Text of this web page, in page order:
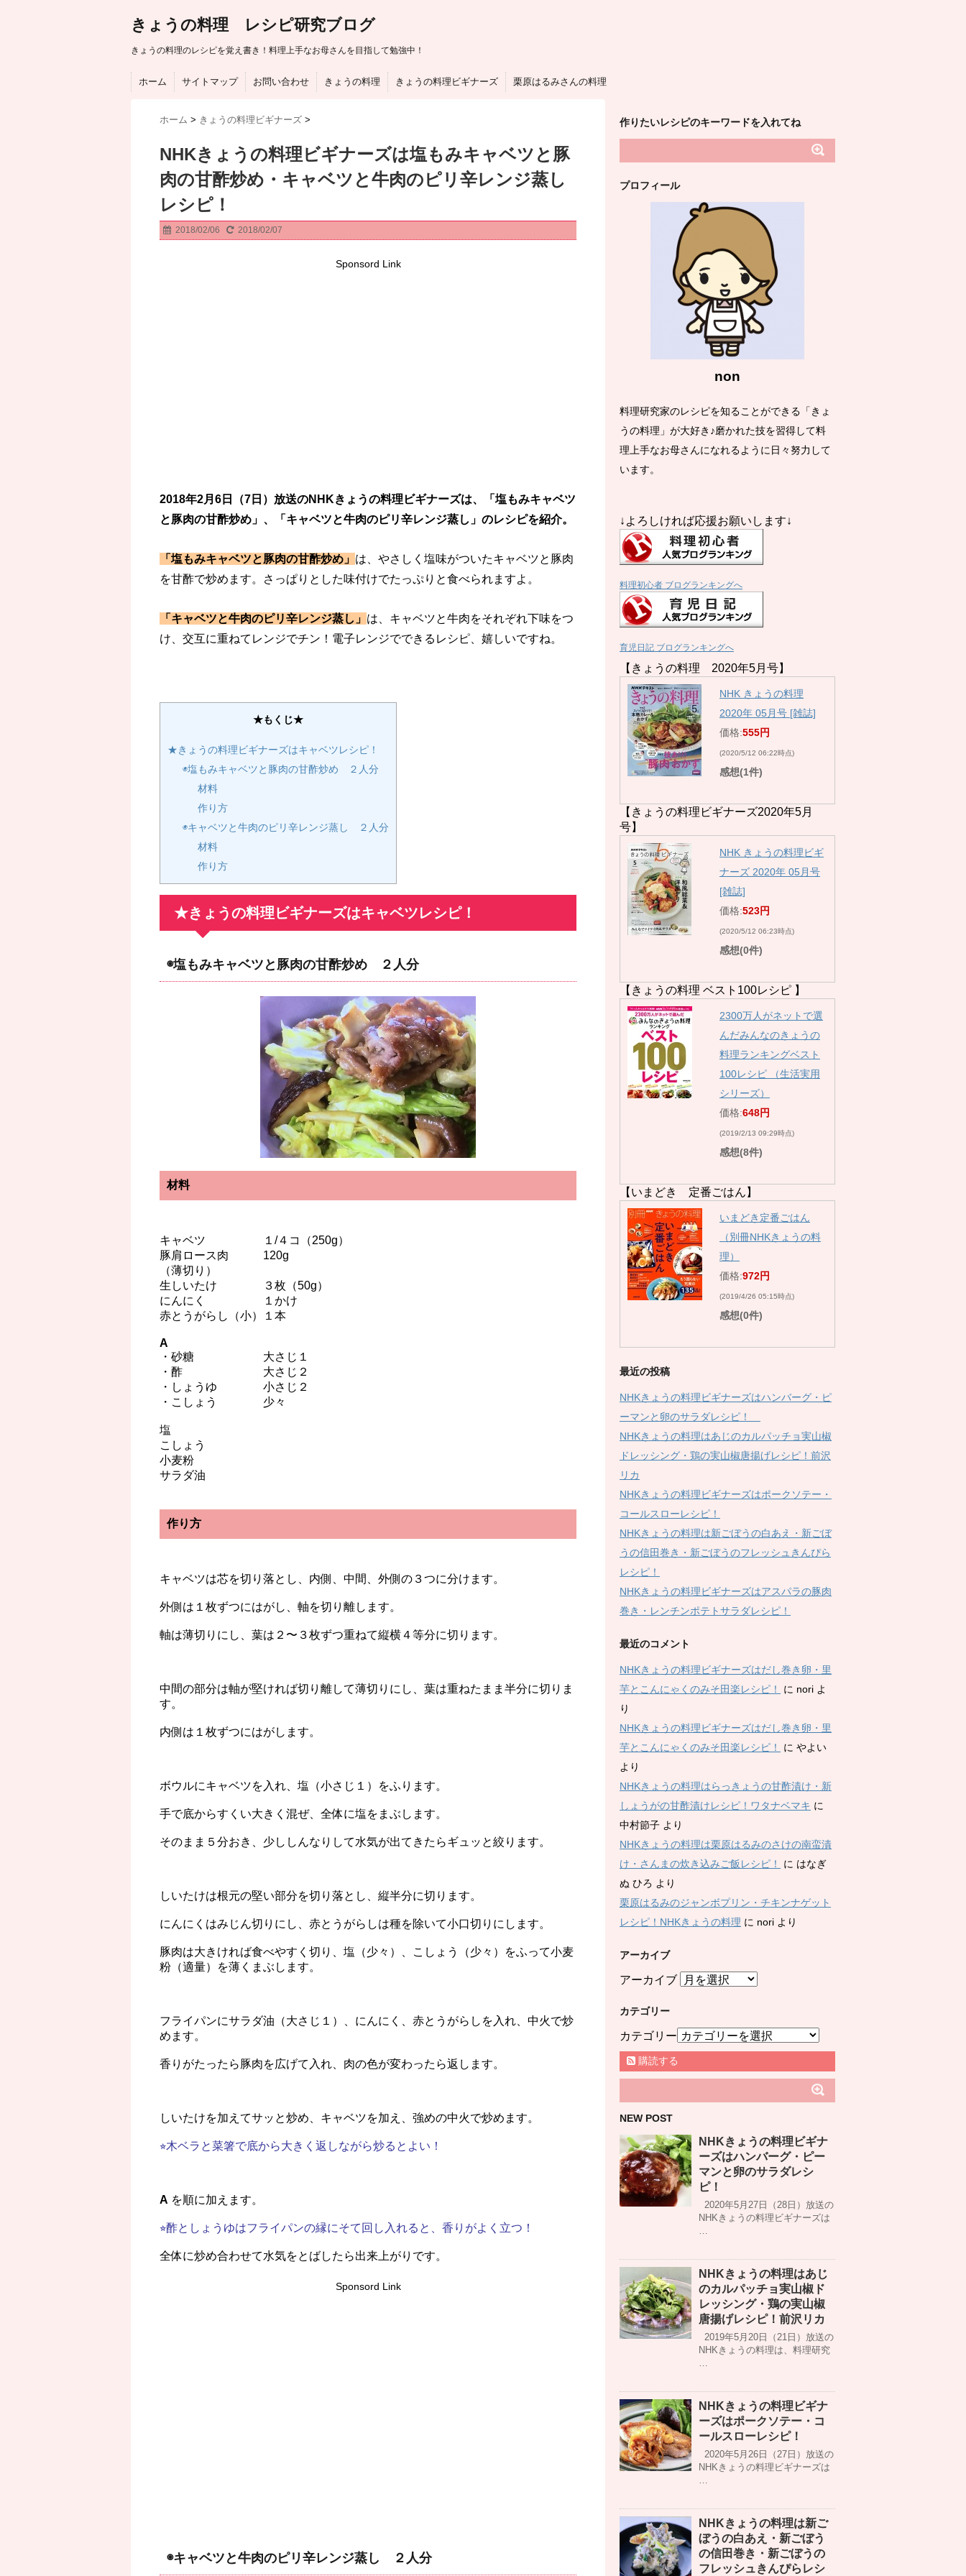
きょうの料理 レシピ研究ブログ
きょうの料理のレシピを覚え書き！料理上手なお母さんを目指して勉強中！
ホーム サイトマップ お問い合わせ きょうの料理 きょうの料理ビギナーズ 栗原はるみさんの料理
ホーム > きょうの料理ビギナーズ >
NHKきょうの料理ビギナーズは塩もみキャベツと豚
肉の甘酢炒め・キャベツと牛肉のピリ辛レンジ蒸し
レシピ！
2018/02/06 2018/02/07
Sponsord Link
2018年2月6日（7日）放送のNHKきょうの料理ビギナーズは、「塩もみキャベツ
と豚肉の甘酢炒め」、「キャベツと牛肉のピリ辛レンジ蒸し」のレシピを紹介。
「塩もみキャベツと豚肉の甘酢炒め」 は、やさしく塩味がついたキャベツと豚肉
を甘酢で炒めます。さっぱりとした味付けでたっぷりと食べられますよ。
「キャベツと牛肉のピリ辛レンジ蒸し」 は、キャベツと牛肉をそれぞれ下味をつ
け、交互に重ねてレンジでチン！電子レンジでできるレシピ、嬉しいですね。
★もくじ★
★きょうの料理ビギナーズはキャベツレシピ！
◉塩もみキャベツと豚肉の甘酢炒め ２人分
材料
作り方
◉キャベツと牛肉のピリ辛レンジ蒸し ２人分
材料
作り方
★きょうの料理ビギナーズはキャベツレシピ！
◉塩もみキャベツと豚肉の甘酢炒め ２人分
材料
キャベツ １/４コ（250g）
豚肩ロース肉 120g
（薄切り）
生しいたけ ３枚（50g）
にんにく １かけ
赤とうがらし（小）１本
A
・砂糖 大さじ１
・酢 大さじ２
・しょうゆ 小さじ２
・こしょう 少々
塩
こしょう
小麦粉
サラダ油
作り方
キャベツは芯を切り落とし、内側、中間、外側の３つに分けます。
外側は１枚ずつにはがし、軸を切り離します。
軸は薄切りにし、葉は２〜３枚ずつ重ねて縦横４等分に切ります。
中間の部分は軸が堅ければ切り離して薄切りにし、葉は重ねたまま半分に切りま
す。
内側は１枚ずつにはがします。
ボウルにキャベツを入れ、塩（小さじ１）をふります。
手で底からすくい大きく混ぜ、全体に塩をまぶします。
そのまま５分おき、少ししんなりして水気が出てきたらギュッと絞ります。
しいたけは根元の堅い部分を切り落とし、縦半分に切ります。
にんにくはみじん切りにし、赤とうがらしは種を除いて小口切りにします。
豚肉は大きければ食べやすく切り、塩（少々）、こしょう（少々）をふって小麦
粉（適量）を薄くまぶします。
フライパンにサラダ油（大さじ１）、にんにく、赤とうがらしを入れ、中火で炒
めます。
香りがたったら豚肉を広げて入れ、肉の色が変わったら返します。
しいたけを加えてサッと炒め、キャベツを加え、強めの中火で炒めます。
⭐︎木ベラと菜箸で底から大きく返しながら炒るとよい！
A を順に加えます。
⭐︎酢としょうゆはフライパンの縁にそて回し入れると、香りがよく立つ！
全体に炒め合わせて水気をとばしたら出来上がりです。
Sponsord Link
◉キャベツと牛肉のピリ辛レンジ蒸し ２人分
作りたいレシピのキーワードを入れてね
プロフィール
non
料理研究家のレシピを知ることができる「きょ
うの料理」が大好き♪磨かれた技を習得して料
理上手なお母さんになれるように日々努力して
います。
↓よろしければ応援お願いします↓
料理初心者 ブログランキングへ
育児日記 ブログランキングへ
【きょうの料理 2020年5月号】
NHK きょうの料理
2020年 05月号 [雑誌]
価格:555円
(2020/5/12 06:22時点)
感想(1件)
【きょうの料理ビギナーズ2020年5月
号】
NHK きょうの料理ビギ
ナーズ 2020年 05月号
[雑誌]
価格:523円
(2020/5/12 06:23時点)
感想(0件)
【きょうの料理 ベスト100レシピ 】
2300万人がネットで選
んだみんなのきょうの
料理ランキングベスト
100レシピ （生活実用
シリーズ）
価格:648円
(2019/2/13 09:29時点)
感想(8件)
【いまどき 定番ごはん】
いまどき定番ごはん
（別冊NHKきょうの料
理）
価格:972円
(2019/4/26 05:15時点)
感想(0件)
最近の投稿
NHKきょうの料理ビギナーズはハンバーグ・ピ
ーマンと卵のサラダレシピ！
NHKきょうの料理はあじのカルパッチョ実山椒
ドレッシング・鶏の実山椒唐揚げレシピ！前沢
リカ
NHKきょうの料理ビギナーズはポークソテー・
コールスローレシピ！
NHKきょうの料理は新ごぼうの白あえ・新ごぼ
うの信田巻き・新ごぼうのフレッシュきんぴら
レシピ！
NHKきょうの料理ビギナーズはアスパラの豚肉
巻き・レンチンポテトサラダレシピ！
最近のコメント
NHKきょうの料理ビギナーズはだし巻き卵・里
芋とこんにゃくのみそ田楽レシピ！
に nori よ
り
NHKきょうの料理ビギナーズはだし巻き卵・里
芋とこんにゃくのみそ田楽レシピ！
に やよい
より
NHKきょうの料理はらっきょうの甘酢漬け・新
しょうがの甘酢漬けレシピ！ワタナベマキ に
中村節子 より
NHKきょうの料理は栗原はるみのさけの南蛮漬
け・さんまの炊き込みご飯レシピ！
に はなぎ
ぬ ひろ より
栗原はるみのジャンボプリン・チキンナゲット
レシピ！NHKきょうの料理 に nori より
アーカイブ
アーカイブ
カテゴリー
カテゴリー
購読する
NEW POST
NHKきょうの料理ビギナ
ーズはハンバーグ・ピー
マンと卵のサラダレシ
ピ！
2020年5月27日（28日）放送の
NHKきょうの料理ビギナーズは
…
NHKきょうの料理はあじ
のカルパッチョ実山椒ド
レッシング・鶏の実山椒
唐揚げレシピ！前沢リカ
2019年5月20日（21日）放送の
NHKきょうの料理は、料理研究
…
NHKきょうの料理ビギナ
ーズはポークソテー・コ
ールスローレシピ！
2020年5月26日（27日）放送の
NHKきょうの料理ビギナーズは
…
NHKきょうの料理は新ご
ぼうの白あえ・新ごぼう
の信田巻き・新ごぼうの
フレッシュきんぴらレシ